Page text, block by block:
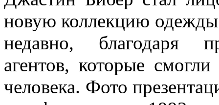
новую коллекцию
недавно, благодаря
агентов, которые
человека. Фото